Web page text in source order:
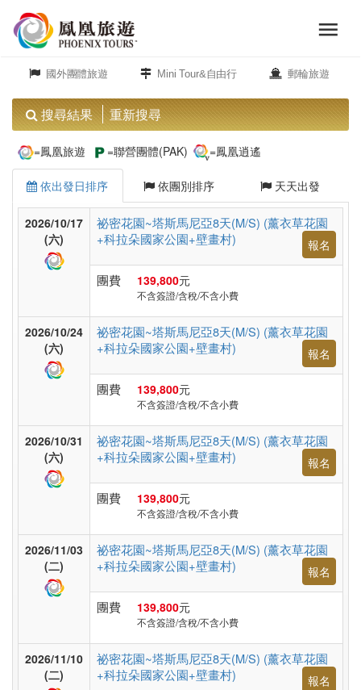
menu
國外團體旅遊 Mini Tour&自由行 郵輪旅遊
旅
道
close
歐
洲
美
中.
西.
南
亞
搜尋結果 重新搜尋
=鳳凰旅遊 =聯營團體(PAK) =鳳凰逍遙
依出發日排序 依團別排序 天天出發
2026/10/17
(六)
祕密花園~塔斯馬尼亞8天(M/S) (薰衣草花園
+科拉朵國家公園+壁畫村)
報名
團費 139,800元
不含簽證/含稅/不含小費
2026/10/24
(六)
祕密花園~塔斯馬尼亞8天(M/S) (薰衣草花園
+科拉朵國家公園+壁畫村)
報名
團費 139,800元
不含簽證/含稅/不含小費
2026/10/31
(六)
祕密花園~塔斯馬尼亞8天(M/S) (薰衣草花園
+科拉朵國家公園+壁畫村)
報名
團費 139,800元
不含簽證/含稅/不含小費
2026/11/03
(二)
祕密花園~塔斯馬尼亞8天(M/S) (薰衣草花園
+科拉朵國家公園+壁畫村)
報名
團費 139,800元
不含簽證/含稅/不含小費
2026/11/10
(二)
祕密花園~塔斯馬尼亞8天(M/S) (薰衣草花園
+科拉朵國家公園+壁畫村)
報名